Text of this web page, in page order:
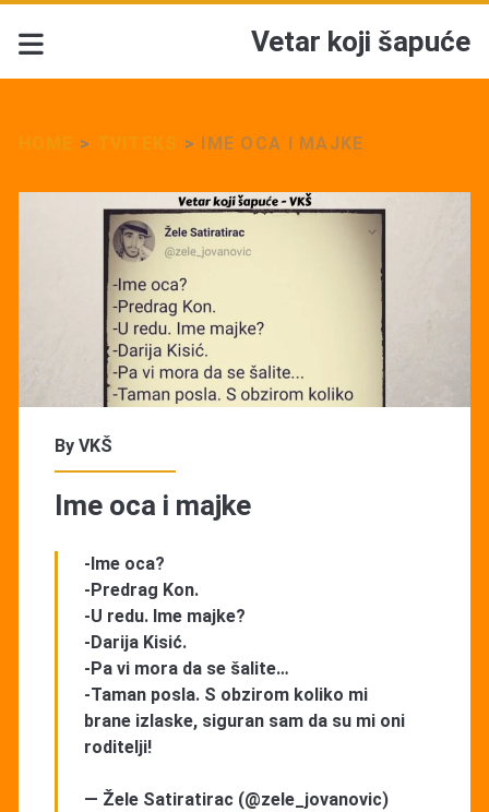
Vetar koji šapuće
> > IME OCA I MAJKE
By VKŠ
Ime oca i majke
-Ime oca?
-Predrag Kon.
-U redu. Ime majke?
-Darija Kisić.
-Pa vi mora da se šalite…
-Taman posla. S obzirom koliko mi
brane izlaske, siguran sam da su mi oni
roditelji!
— Žele Satiratirac (@zele_jovanovic)